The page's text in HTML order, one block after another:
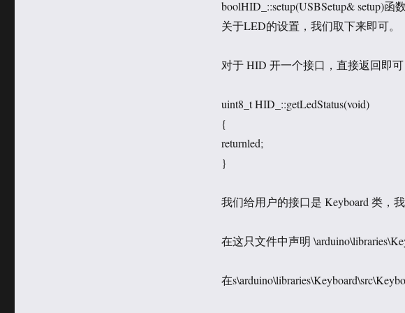
boolHID_::setup(USBSetup& setup)
关于LED的设置，我们取下来即可。
对于 HID 开一个接口，直接返回即可
uint8_t HID_::getLedStatus(void)
{
returnled;
}
我们给用户的接口是 Keyboard 类，
在这只文件中声明
在